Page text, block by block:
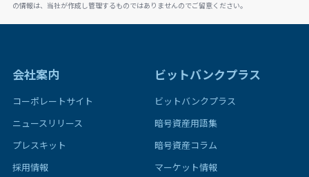
の情報は、当社が作成し管理するものではありませんのでご留意ください。
会社案内
コーポレートサイト
ニュースリリース
プレスキット
採用情報
ビットバンクプラス
ビットバンクプラス
暗号資産用語集
暗号資産コラム
マーケット情報